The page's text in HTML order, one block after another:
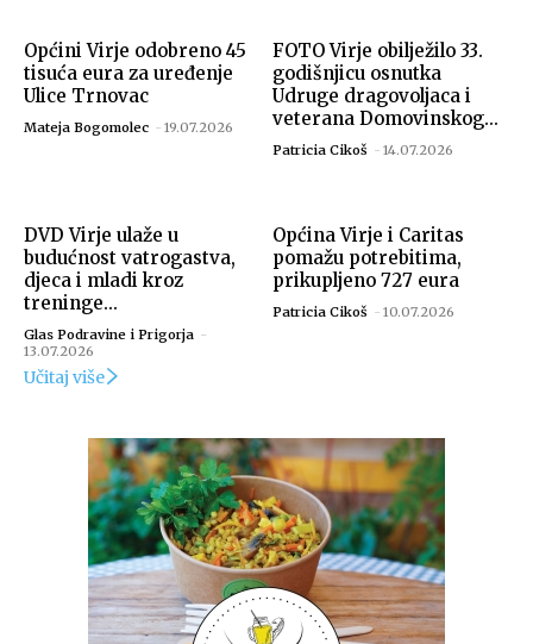
Općini Virje odobreno 45
tisuća eura za uređenje
Ulice Trnovac
Mateja Bogomolec - 19.07.2026
FOTO Virje obilježilo 33.
godišnjicu osnutka
Udruge dragovoljaca i
veterana Domovinskog...
Patricia Cikoš - 14.07.2026
DVD Virje ulaže u
budućnost vatrogastva,
djeca i mladi kroz
treninge...
Glas Podravine i Prigorja -
13.07.2026
Općina Virje i Caritas
pomažu potrebitima,
prikupljeno 727 eura
Patricia Cikoš - 10.07.2026
Učitaj više